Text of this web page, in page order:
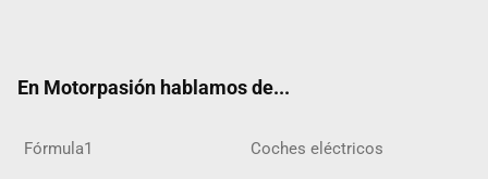
En Motorpasión hablamos de...
Fórmula1 Coches eléctricos